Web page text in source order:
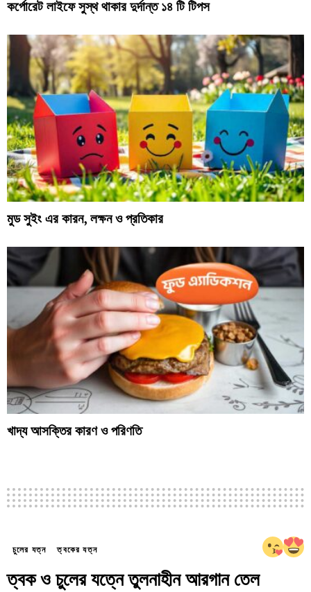
কর্পোরেট লাইফে সুস্থ থাকার দুর্দান্ত ১৪ টি টিপস
মুড সুইং এর কারন, লক্ষন ও প্রতিকার
খাদ্য আসক্তির কারণ ও পরিণতি
চুলের যত্ন ত্বকের যত্ন
ত্বক ও চুলের যত্নে তুলনাহীন আরগান তেল